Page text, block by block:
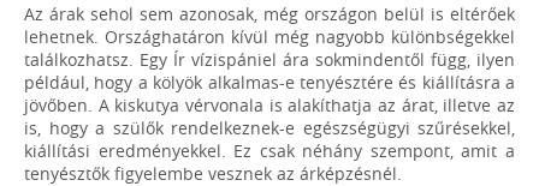
Az árak sehol sem azonosak, még országon belül is eltérőek
lehetnek. Országhatáron kívül még nagyobb különbségekkel
találkozhatsz. Egy Ír vízispániel ára sokmindentől függ, ilyen
például, hogy a kölyök alkalmas-e tenyésztére és kiállításra a
jövőben. A kiskutya vérvonala is alakíthatja az árat, illetve az
is, hogy a szülők rendelkeznek-e egészségügyi szűrésekkel,
kiállítási eredményekkel. Ez csak néhány szempont, amit a
tenyésztők figyelembe vesznek az árképzésnél.